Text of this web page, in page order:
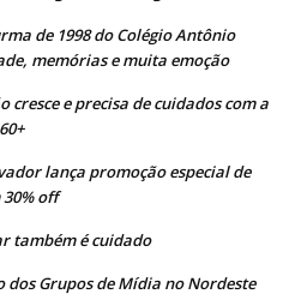
de 1998 do Colégio Antônio
memórias e muita emoção
cresce e precisa de cuidados com a
lança promoção especial de
off
também é cuidado
Grupos de Mídia no Nordeste